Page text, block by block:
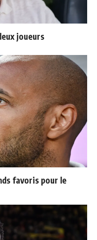
joueurs
favoris pour le